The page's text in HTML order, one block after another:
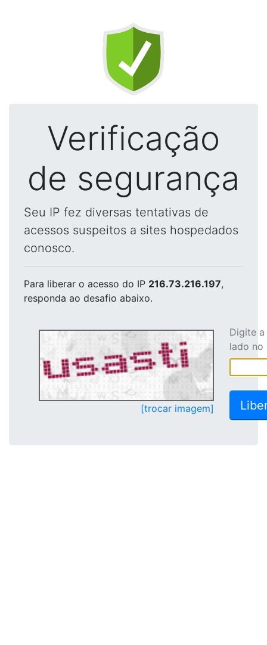
Verificação
de segurança
Seu IP fez diversas tentativas de
acessos suspeitos a sites hospedados
conosco.
Para liberar o acesso do IP 216.73.216.197,
responda ao desafio abaixo.
[trocar imagem]
Digite
lado no